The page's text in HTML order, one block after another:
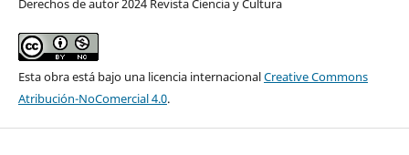
Derechos de autor 2024 Revista Ciencia y Cultura
Esta obra está bajo una licencia internacionalCreative Commons
Atribución-NoComercial 4.0.